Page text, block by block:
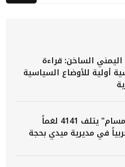
الساخن: قراءة
أولية للأوضاع السياسية
مشروع "مسام" يتلف 4141 لغماً
في مديرية ميدي بحجة